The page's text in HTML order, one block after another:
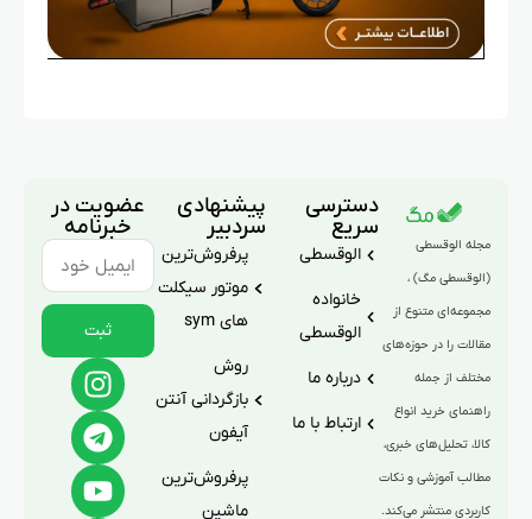
مجله الوقسطی
(الوقسطی مگ) ،
مجموعه‌ای متنوع از
مقالات را در حوزه‌های
مختلف از جمله
راهنمای خرید انواع
کالا، تحلیل‌های خبری،
مطالب آموزشی و نکات
کاربردی منتشر می‌کند.
دسترسی
سریع
الوقسطی
خانواده
الوقسطی
درباره ما
ارتباط با ما
پیشنهادی
سردبیر
پرفروش‌ترین
موتور سیکلت
های sym
روش
بازگردانی آنتن
آیفون
پرفروش‌ترین
ماشین
عضویت در
خبرنامه
ثبت